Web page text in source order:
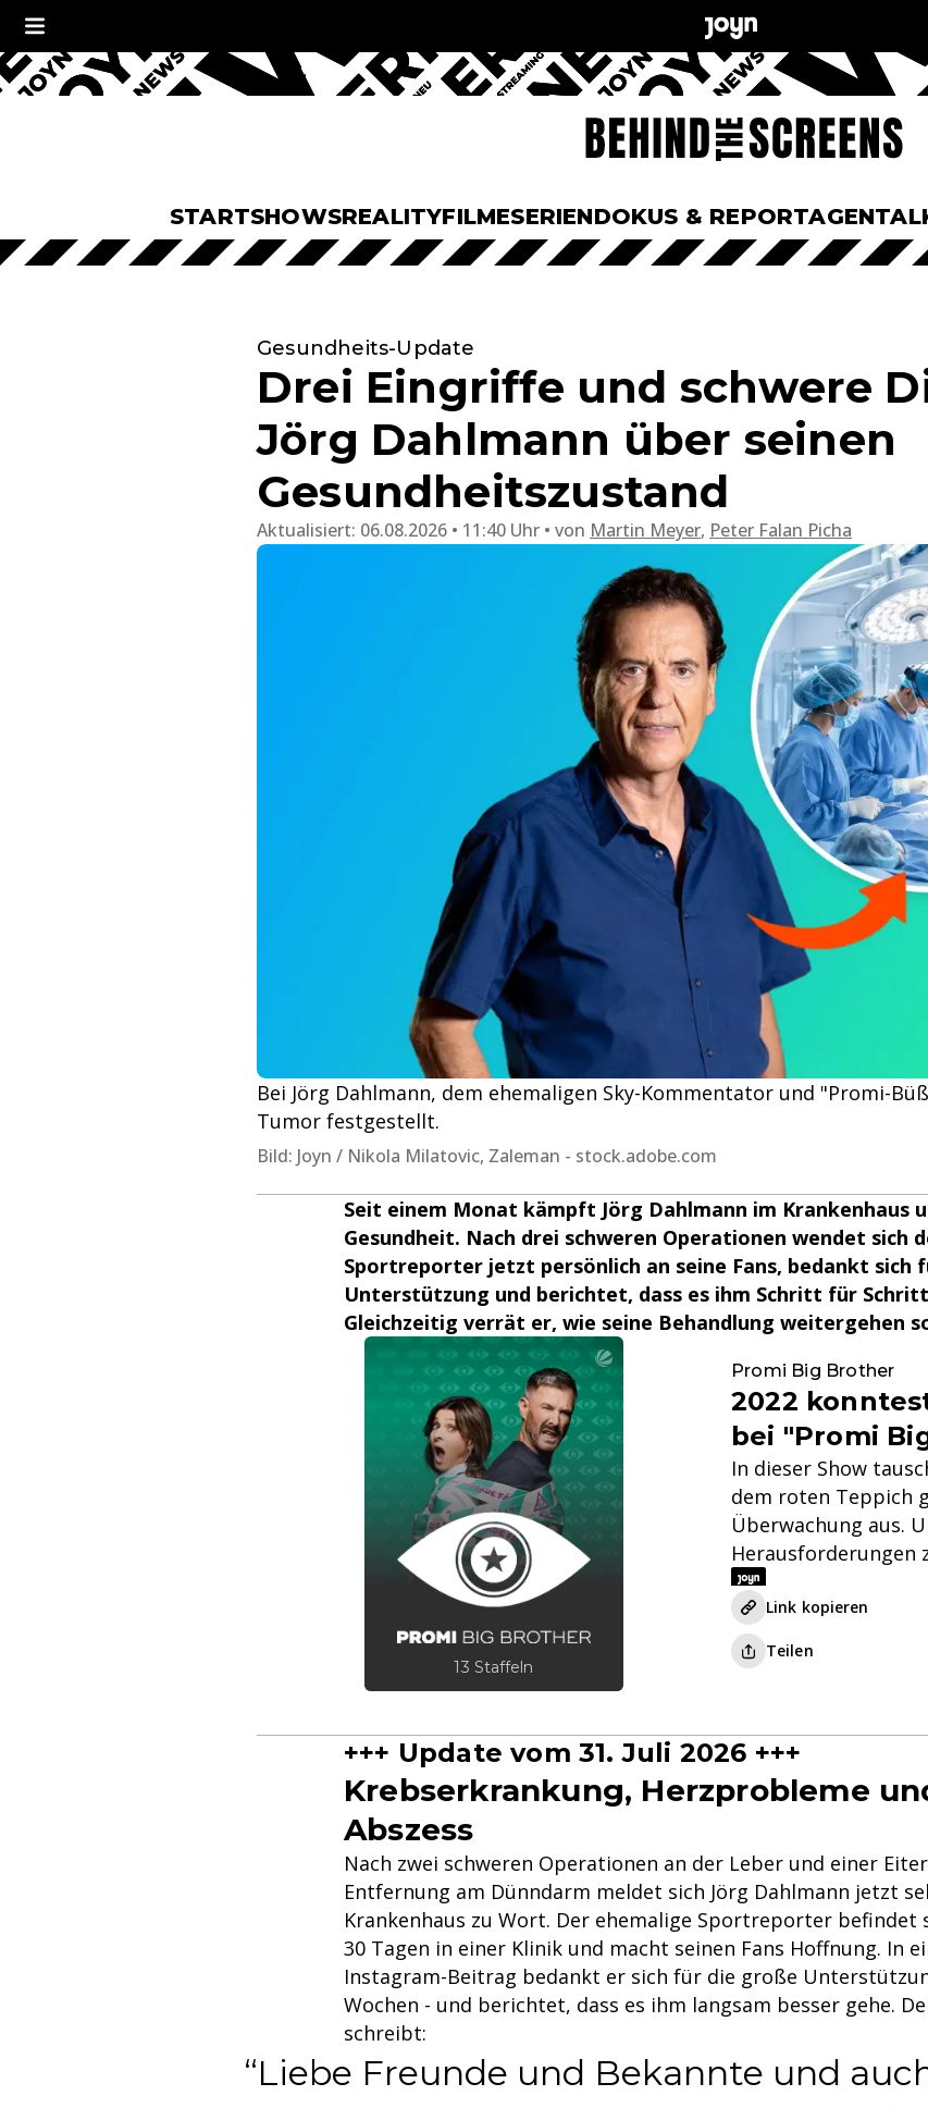
STARTSHOWSREALITYFILMESERIENDOKUS & REPORTAGEN
Gesundheits-Update
Drei Eingriffe und schwere
Jörg Dahlmann über seinen
Gesundheitszustand
Aktualisiert: 06.08.2026 • 11:40 Uhr von Martin Meyer, Peter Falan Picha
Bei Jörg Dahlmann, dem ehemaligen Sky-Kommentator und "Promi-
Tumor festgestellt.
Bild: Joyn / Nikola Milatovic, Zaleman - stock.adobe.com
Seit einem Monat kämpft Jörg Dahlmann im Krankenhaus
Gesundheit. Nach drei schweren Operationen wendet sich
Sportreporter jetzt persönlich an seine Fans, bedankt sich
Unterstützung und berichtet, dass es ihm Schritt für
Gleichzeitig verrät er, wie seine Behandlung weitergehen
13 Staffeln
Promi Big Brother
2022
bei "Promi
In dieser Show
dem roten Teppich
Überwachung aus.
Herausforderungen
Link kopieren
Teilen
+++ Update vom 31. Juli 2026 +++
Krebserkrankung, Herzprobleme
Abszess
Nach zwei schweren Operationen an der Leber und einer
Entfernung am Dünndarm meldet sich Jörg Dahlmann jetzt
Krankenhaus zu Wort. Der ehemalige Sportreporter befindet
30 Tagen in einer Klinik und macht seinen Fans Hoffnung. In
Instagram-Beitrag bedankt er sich für die große
Wochen - und berichtet, dass es ihm langsam besser gehe.
schreibt:
Liebe Freunde und Bekannte und